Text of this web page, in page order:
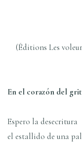
(Éditions Les
En el corazón del
Espero la desecritura
el estallido de una